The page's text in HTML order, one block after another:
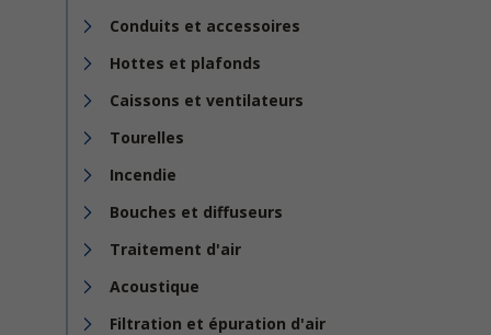
Conduits et accessoires
Hottes et plafonds
Caissons et ventilateurs
Tourelles
Incendie
Bouches et diffuseurs
Traitement d'air
Acoustique
Filtration et épuration d'air